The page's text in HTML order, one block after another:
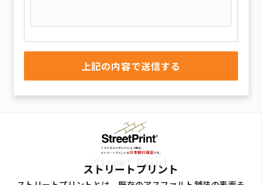
Street Print
ストリートプリント